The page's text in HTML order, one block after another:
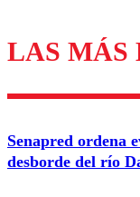
Los
Nombre
Correo
LAS MÁS
Senapred ordena
desborde del río